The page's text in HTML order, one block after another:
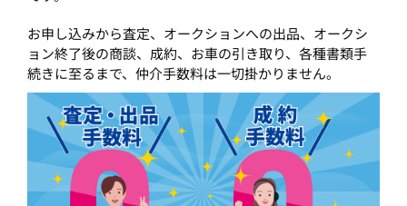
お申し込みから査定、オークションへの出品、オークシ
ョン終了後の商談、成約、お車の引き取り、各種書類手
続きに至るまで、仲介手数料は一切掛かりません。